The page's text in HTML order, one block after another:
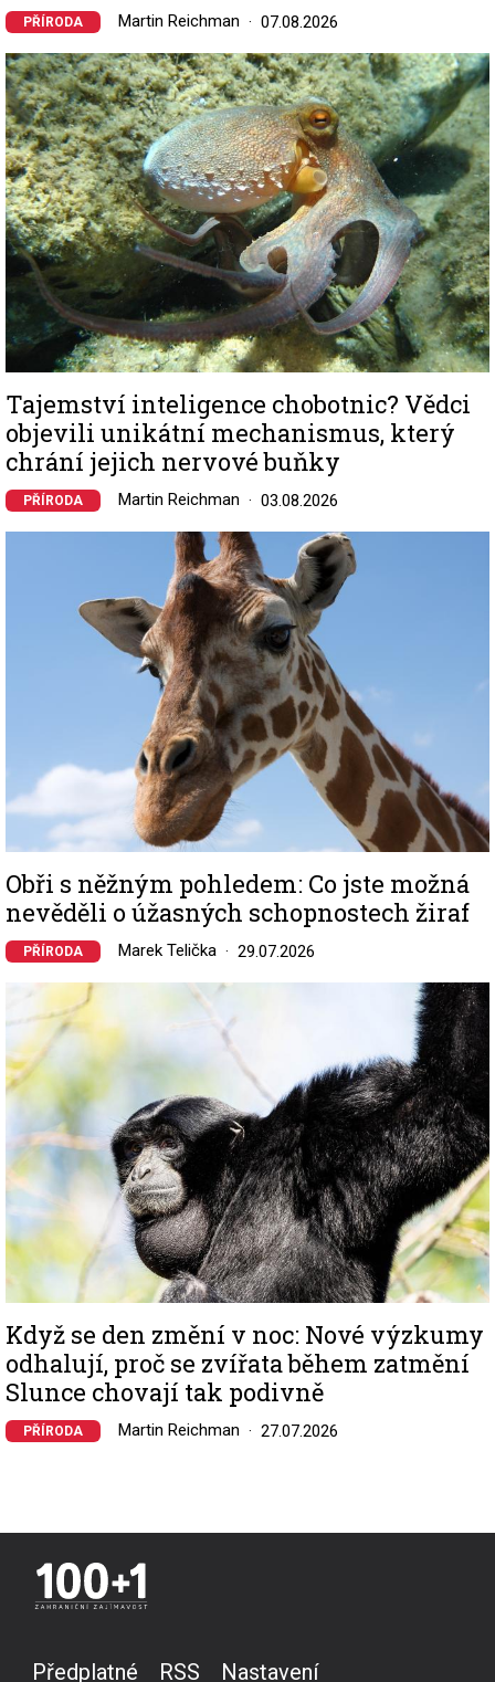
PŘÍRODA Martin Reichman 07.08.2026
Image
Tajemství inteligence chobotnic? Vědci
objevili unikátní mechanismus, který
chrání jejich nervové buňky
PŘÍRODA Martin Reichman 03.08.2026
Obři s něžným pohledem: Co jste možná
nevěděli o úžasných schopnostech žiraf
PŘÍRODA Marek Telička 29.07.2026
Image
Když se den změní v noc: Nové výzkumy
odhalují, proč se zvířata během zatmění
Slunce chovají tak podivně
PŘÍRODA Martin Reichman 27.07.2026
Předplatné RSS Nastavení